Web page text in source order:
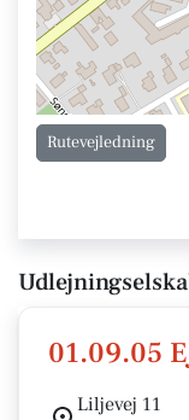
Rutevejledning
01.09.05
Liljevej 11